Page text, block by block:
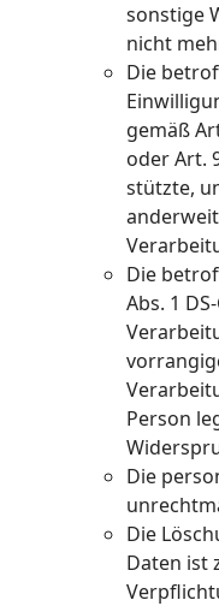
sonstige
nicht
Die
gemäß
oder Art.
stützte,
Die
Abs. 1
Person
Die
Die
Daten ist